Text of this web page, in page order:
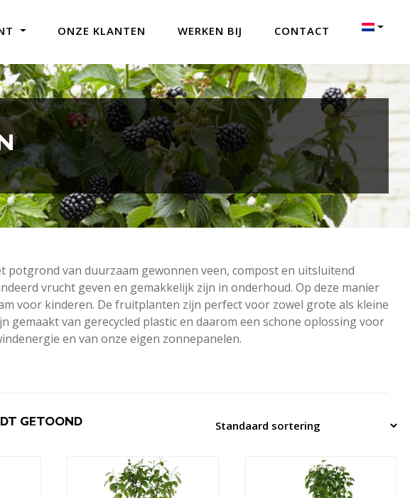
ONZE KLANTEN WERKEN BIJ CONTACT
van duurzaam gewonnen veen, compost en uitsluitend
vrucht geven en gemakkelijk zijn in onderhoud. Op deze manier
voor kinderen. De fruitplanten zijn perfect voor zowel grote als kleine
van gerecycled plastic en daarom een schone oplossing voor
en van onze eigen zonnepanelen.
GETOOND